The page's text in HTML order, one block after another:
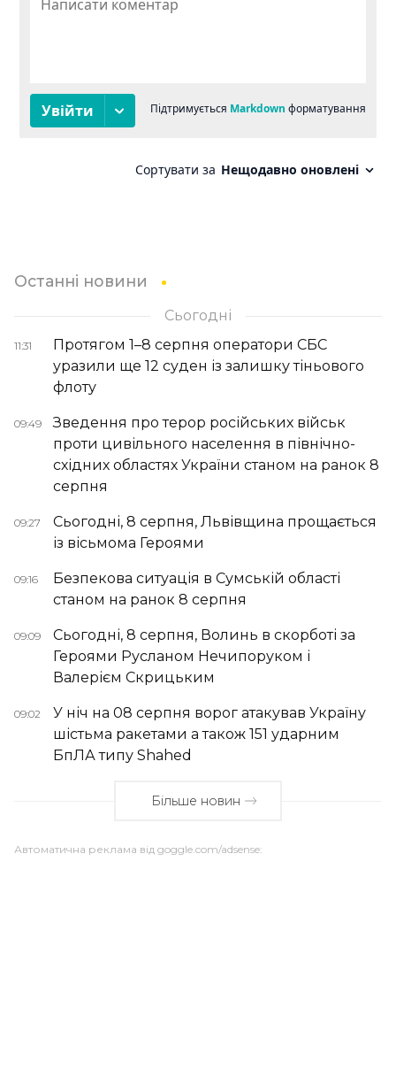
Останні новини
Сьогодні
11:31
Протягом 1–8 серпня оператори СБС
уразили ще 12 суден із залишку тіньового
флоту
09:49
Зведення про терор російських військ
проти цивільного населення в північно-
східних областях України станом на ранок 8
серпня
09:27
Сьогодні, 8 серпня, Львівщина прощається
із вісьмома Героями
09:16
Безпекова ситуація в Сумській області
станом на ранок 8 серпня
09:09
Сьогодні, 8 серпня, Волинь в скорботі за
Героями Русланом Нечипоруком і
Валерієм Скрицьким
09:02
У ніч на 08 серпня ворог атакував Україну
шістьма ракетами а також 151 ударним
БпЛА типу Shahed
Більше новин
Автоматична реклама від goggle.com/adsense: